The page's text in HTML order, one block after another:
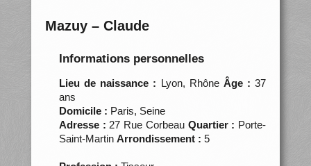
Mazuy – Claude
Informations personnelles
Lieu de naissance : Lyon, RhôneÂge : 37
ans
Domicile : Paris, Seine
Adresse : 27 Rue Corbeau Quartier : Porte-
Saint-Martin Arrondissement : 5